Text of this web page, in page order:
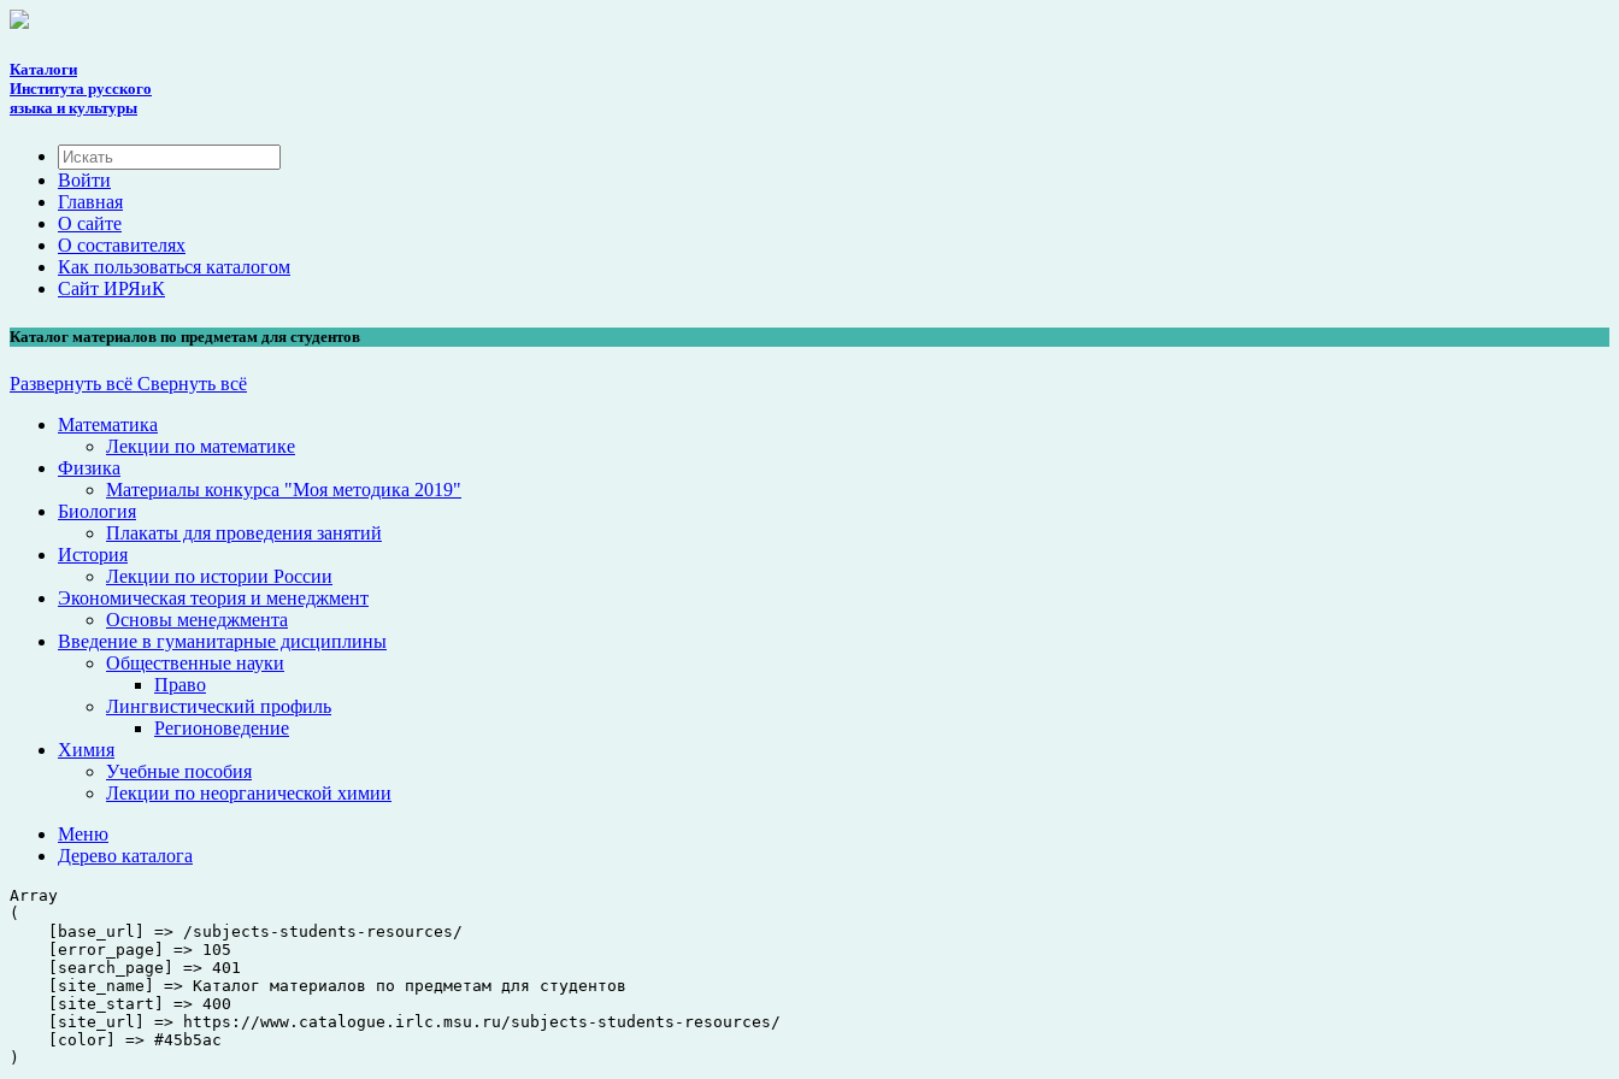
Каталоги
Института русского
языка и культуры
Войти
Главная
О сайте
О составителях
Как пользоваться каталогом
Cайт ИРЯиК
Каталог материалов по предметам для студентов
Развернуть всё Свернуть всё
Математика
Лекции по математике
Физика
Материалы конкурса "Моя методика 2019"
Биология
Плакаты для проведения занятий
История
Лекции по истории России
Экономическая теория и менеджмент
Основы менеджмента
Введение в гуманитарные дисциплины
Общественные науки
Право
Лингвистический профиль
Регионоведение
Химия
Учебные пособия
Лекции по неорганической химии
Меню
Дерево каталога
Array
(
    [base_url] => /subjects-students-resources/
    [error_page] => 105
    [search_page] => 401
    [site_name] => Каталог материалов по предметам для студентов
    [site_start] => 400
    [site_url] => https://www.catalogue.irlc.msu.ru/subjects-students-resources/
    [color] => #45b5ac